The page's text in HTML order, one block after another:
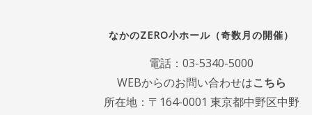
なかのZERO小ホール（奇数月の開催）
電話：03-5340-5000
WEBからのお問い合わせはこちら
所在地：〒164-0001 東京都中野区中野